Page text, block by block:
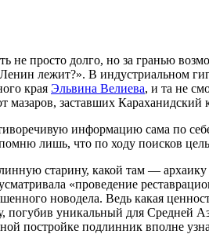
не просто долго, но за гранью
лежит?». В индустриальном
края Эльвина Велиева, и та не
мазаров, заставших Караханидский
информацию сама по
лишь, что по ходу поисков
старину, какой там —
«проведение
новодела. Ведь какая
погубив уникальный для Средней
постройке подлинник вполне